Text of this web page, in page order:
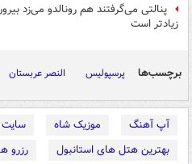
پنالتی می‌گرفتند هم رونالدو می‌زد
زیادتر است
برچسب‌ها پرسپولیس النصر عربستان
آپ آهنگ موزیک شاه
سایت
بهترین هتل های استانبول
رزرو